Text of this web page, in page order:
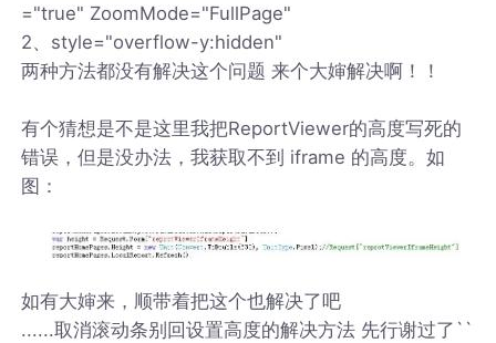
="true" ZoomMode="FullPage"
2、style="overflow-y:hidden"
两种方法都没有解决这个问题 来个大婶解决啊！！
有个猜想是不是这里我把ReportViewer的高度写死的
错误，但是没办法，我获取不到 iframe 的高度。如
图：
如有大婶来，顺带着把这个也解决了吧
......取消滚动条别回设置高度的解决方法 先行谢过了``